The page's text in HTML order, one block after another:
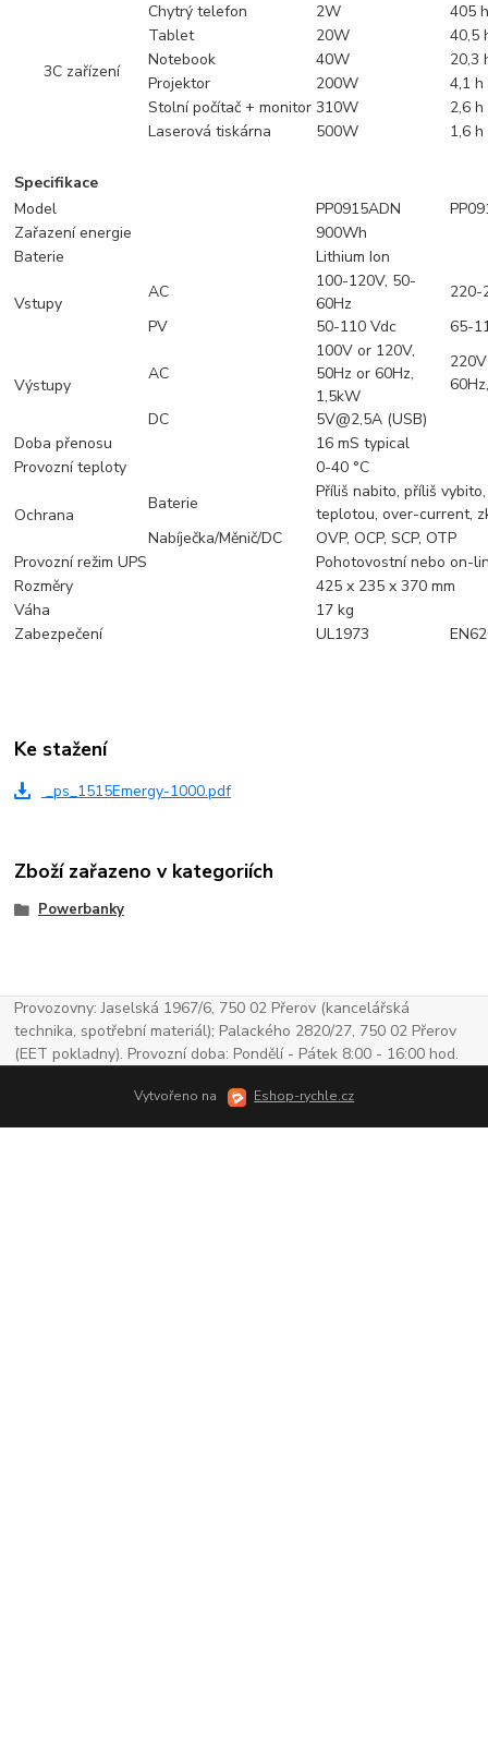
3C zařízení
Chytrý telefon 2W
405
Tablet
20W
40,5
Notebook
40W
20,3
Projektor
200W
4,1 h
Stolní počítač + monitor 310W
2,6 h
Laserová tiskárna
500W 1,6 h
Specifikace
Model
PP0915ADN
Zařazení energie
900Wh
Baterie
Lithium Ion
Vstupy
AC
100-120V, 50-
60Hz
220-
PV
50-110 Vdc 65-
Výstupy
AC
100V or 120V,
50Hz or 60Hz,
1,5kW
DC
5V@2,5A (USB)
Doba přenosu
16 mS typical
Provozní teploty
0-40 °C
Ochrana
Baterie
Příliš nabito, příliš
teplotou, over-current,
Nabíječka/Měnič/DC
OVP, OCP, SCP, OTP
Provozní režim UPS
Pohotovostní nebo on-
Rozměry
425 x 235 x 370 mm
Váha
17 kg
Zabezpečení
UL1973
Ke stažení
_ps_1515Emergy-1000.pdf
Zboží zařazeno v kategoriích
Powerbanky
Provozovny: Jaselská 1967/6, 750 02 Přerov (kancelářská
technika, spotřební materiál); Palackého 2820/27, 750 02 Přerov
(EET pokladny). Provozní doba: Pondělí - Pátek 8:00 - 16:00 hod.
Vytvořeno na Eshop-rychle.cz